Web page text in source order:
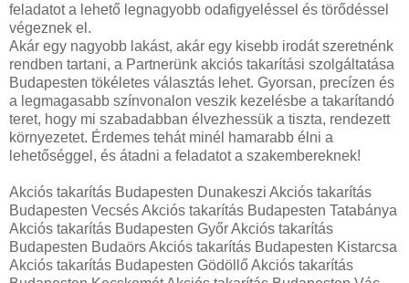
feladatot a lehető legnagyobb odafigyeléssel és törődéssel
végeznek el.
Akár egy nagyobb lakást, akár egy kisebb irodát szeretnénk
rendben tartani, a Partnerünk akciós takarítási szolgáltatása
Budapesten tökéletes választás lehet. Gyorsan, precízen és
a legmagasabb színvonalon veszik kezelésbe a takarítandó
teret, hogy mi szabadabban élvezhessük a tiszta, rendezett
környezetet. Érdemes tehát minél hamarabb élni a
lehetőséggel, és átadni a feladatot a szakembereknek!
Akciós takarítás Budapesten Dunakeszi Akciós takarítás
Budapesten Vecsés Akciós takarítás Budapesten Tatabánya
Akciós takarítás Budapesten Győr Akciós takarítás
Budapesten Budaörs Akciós takarítás Budapesten Kistarcsa
Akciós takarítás Budapesten Gödöllő Akciós takarítás